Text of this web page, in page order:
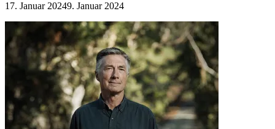
17. Januar 20249. Januar 2024